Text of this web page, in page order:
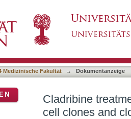
sclerosis patients
Medizinische Fakultät → Dokumentanzeige
Cladribine
cell clones and